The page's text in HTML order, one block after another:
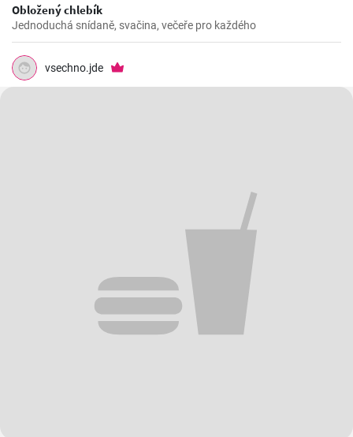
Obložený chlebík
Jednoduchá snídaně, svačina, večeře pro každého
vsechno.jde